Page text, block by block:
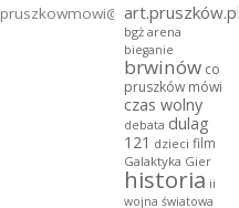
pruszkowmowi@gmail.com
art.pruszków.pl
bgż arena
bieganie
brwinów co
pruszków mówi
czas wolny
debata dulag
121 dzieci film
Galaktyka Gier
historia ii
wojna światowa